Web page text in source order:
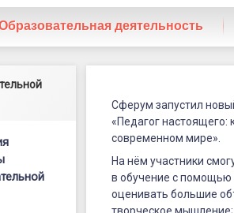
деятельность
запустил
новый
бесплатный
онлайн-
ГАУ ДПО "БИПКРО"
Категории:
Новости
Сферум запустил
«Педагог настоящего:
современном мире».
На нём участники
в обучение с
оценивать большие